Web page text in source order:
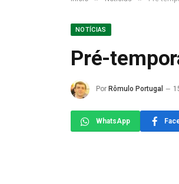
NOTÍCIAS
Pré-
Por Rômulo Portugal
WhatsApp